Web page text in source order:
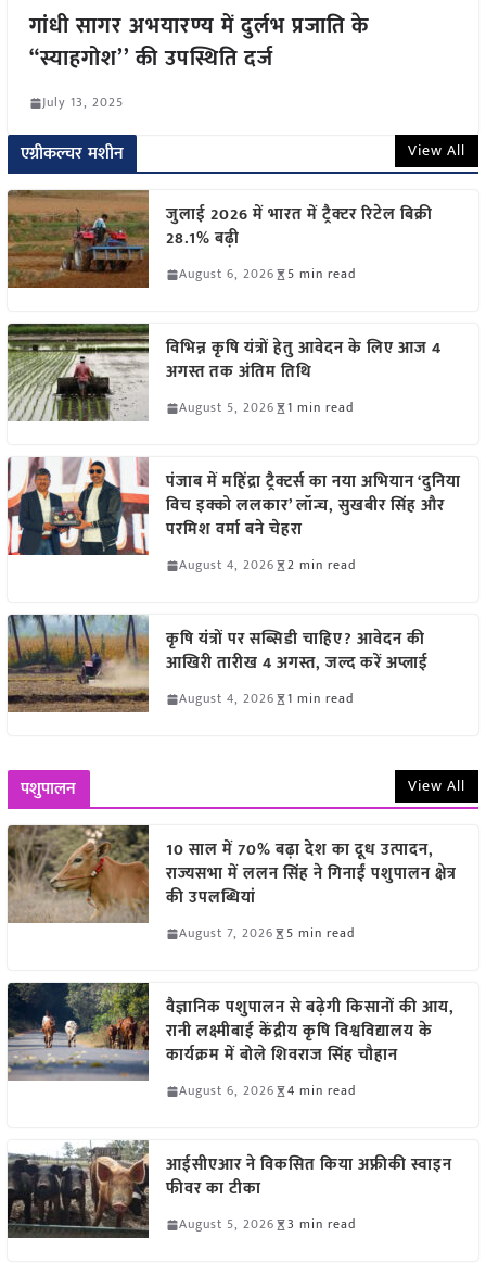
गांधी सागर अभयारण्य में दुर्लभ प्रजाति के
“स्याहगोश’’ की उपस्थिति दर्ज
July 13, 2025
एग्रीकल्चर मशीन View All
जुलाई 2026 में भारत में ट्रैक्टर रिटेल बिक्री
28.1% बढ़ी
August 6, 2026 5 min read
विभिन्न कृषि यंत्रों हेतु आवेदन के लिए आज 4
अगस्त तक अंतिम तिथि
August 5, 2026 1 min read
पंजाब में महिंद्रा ट्रैक्टर्स का नया अभियान ‘दुनिया
विच इक्को ललकार’ लॉन्च, सुखबीर सिंह और
परमिश वर्मा बने चेहरा
August 4, 2026 2 min read
कृषि यंत्रों पर सब्सिडी चाहिए? आवेदन की
आखिरी तारीख 4 अगस्त, जल्द करें अप्लाई
August 4, 2026 1 min read
पशुपालन View All
10 साल में 70% बढ़ा देश का दूध उत्पादन,
राज्यसभा में ललन सिंह ने गिनाईं पशुपालन क्षेत्र
की उपलब्धियां
August 7, 2026 5 min read
वैज्ञानिक पशुपालन से बढ़ेगी किसानों की आय,
रानी लक्ष्मीबाई केंद्रीय कृषि विश्वविद्यालय के
कार्यक्रम में बोले शिवराज सिंह चौहान
August 6, 2026 4 min read
आईसीएआर ने विकसित किया अफ्रीकी स्वाइन
फीवर का टीका
August 5, 2026 3 min read